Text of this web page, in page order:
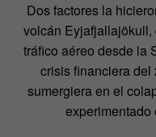
Dos factores la
volcán
tráfico aéreo desde la
crisis financiera del
sumergiera en el
experimentado